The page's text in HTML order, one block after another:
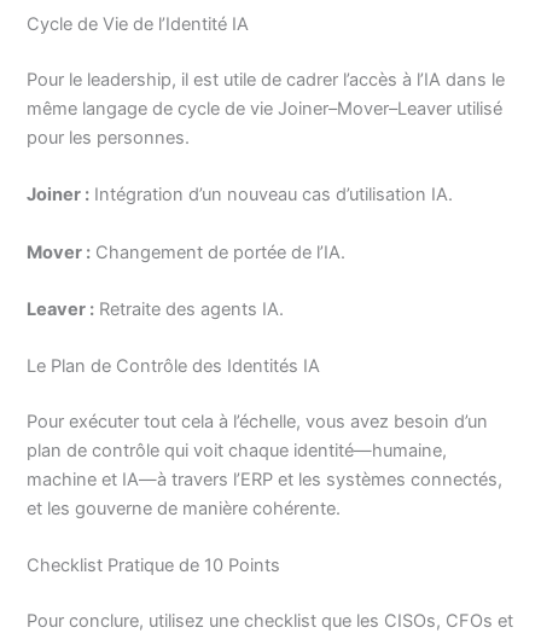
Cycle de Vie de l’Identité IA
Pour le leadership, il est utile de cadrer l’accès à l’IA dans le
même langage de cycle de vie Joiner–Mover–Leaver utilisé
pour les personnes.
Joiner : Intégration d’un nouveau cas d’utilisation IA.
Mover : Changement de portée de l’IA.
Leaver : Retraite des agents IA.
Le Plan de Contrôle des Identités IA
Pour exécuter tout cela à l’échelle, vous avez besoin d’un
plan de contrôle qui voit chaque identité—humaine,
machine et IA—à travers l’ERP et les systèmes connectés,
et les gouverne de manière cohérente.
Checklist Pratique de 10 Points
Pour conclure, utilisez une checklist que les CISOs, CFOs et